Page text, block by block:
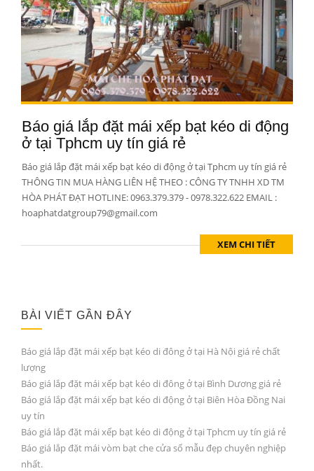
Báo giá lắp đặt mái xếp bạt kéo di động
ở tại Tphcm uy tín giá rẻ
Báo giá lắp đặt mái xếp bạt kéo di động ở tại Tphcm uy tín giá rẻ
THÔNG TIN MUA HÀNG LIÊN HỆ THEO : CÔNG TY TNHH XD TM
HÒA PHÁT ĐẠT HOTLINE: 0963.379.379 - 0978.322.622 EMAIL :
hoaphatdatgroup79@gmail.com
XEM CHI TIẾT
BÀI VIẾT GẦN ĐÂY
Báo giá lắp đặt mái xếp bạt kéo di đông ở tại Hà Nội giá rẻ chất
lượng
Báo giá lắp đặt mái xếp bạt kéo di đông ở tại Bình Dương giá rẻ
Báo giá lắp đặt mái xếp bạt kéo di động ở tại Biên Hòa Đồng Nai
uy tín
Báo giá lắp đặt mái xếp bạt kéo di động ở tại Tphcm uy tín giá rẻ
Báo giá lắp đặt mái vòm bạt che cửa sổ mẫu đẹp chuyên nghiệp
nhất.